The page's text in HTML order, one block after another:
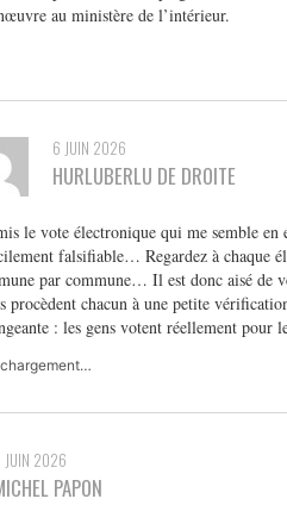
au ministère de l’intérieur.
6 JUIN 2026
HURLUBERLU DE DROITE
le vote électronique qui me semble
falsifiable… Regardez à chaque
par commune… Il est donc aisé de
procèdent chacun à une petite
: les gens votent réellement pour
chargement…
JUIN 2026
PAPON